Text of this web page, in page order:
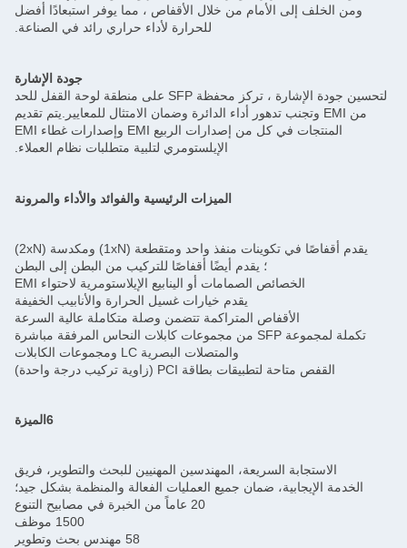
ومن الخلف إلى الأمام من خلال الأقفاص ، مما يوفر استبعادًا أفضل
للحرارة لأداء حراري رائد في الصناعة.
جودة الإشارة
لتحسين جودة الإشارة ، تركز محفظة SFP على منطقة لوحة القفل للحد
من EMI وتجنب تدهور أداء الدائرة وضمان الامتثال للمعايير.يتم تقديم
المنتجات في كل من إصدارات الربيع EMI وإصدارات غطاء EMI
الإيلستومري لتلبية متطلبات نظام العملاء.
الميزات الرئيسية والفوائد والأداء والمرونة
يقدم أقفاصًا في تكوينات منفذ واحد ومتقطعة (1xN) ومكدسة (2xN)
؛ يقدم أيضًا أقفاصًا للتركيب من البطن إلى البطن
الخصائص الصمامات أو الينابيع الإيلاستومرية لاحتواء EMI
يقدم خيارات غسيل الحرارة والأنابيب الخفيفة
الأقفاص المتراكمة تتضمن وصلة متكاملة عالية السرعة
تكملة لمجموعة SFP من مجموعات كابلات النحاس المرفقة مباشرة
والمتصلات البصرية LC ومجموعات الكابلات
القفص متاحة لتطبيقات بطاقة PCI (زاوية تركيب درجة واحدة)
6الميزة
الاستجابة السريعة، المهندسين المهنيين للبحث والتطوير، فريق
الخدمة الإيجابية، ضمان جميع العمليات الفعالة والمنظمة بشكل جيد؛
20 عاماً من الخبرة في مصابيح التنوع
1500 موظف
58 مهندس بحث وتطوير